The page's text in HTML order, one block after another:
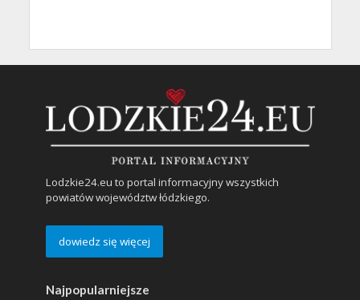
Lodzkie24.eu to portal informacyjny wszystkich
powiatów województw łódzkiego.
dowiedz się więcej
Najpopularniejsze